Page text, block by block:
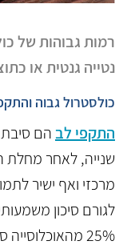
רמות גבוהות של
נטייה גנטית או
כולסטרול גבוה
התקפי לבהם
שנייה, לאחר מחלת
מרכזי ואף ישיר
לגורם סיכון